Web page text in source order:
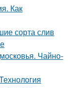
Как
сорта слив
Чайно-